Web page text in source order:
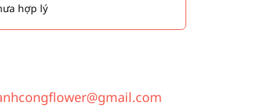
hợp lý